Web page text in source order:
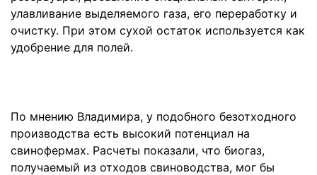
улавливание выделяемого газа, его переработку и
очистку. При этом сухой остаток используется как
удобрение для полей.
По мнению Владимира, у подобного безотходного
производства есть высокий потенциал на
свинофермах. Расчеты показали, что биогаз,
получаемый из отходов свиноводства, мог бы